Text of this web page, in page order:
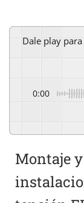
Dale play
0:00
Montaje